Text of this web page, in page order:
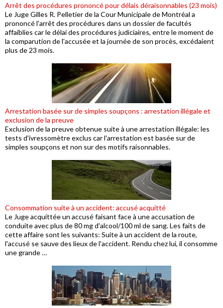
Arrêt des procédures prononcé pour délais déraisonnables (23 mois)
Le Juge Gilles R. Pelletier de la Cour Municipale de Montréal a
prononcé l'arrêt des procédures dans un dossier de facultés
affaiblies car le délai des procédures judiciaires, entre le moment de
la comparution de l'accusée et la journée de son procès, excédaient
plus de 23 mois.
Arrestation basée sur de simples soupçons : arrestation illégale et
exclusion de la preuve
Exclusion de la preuve obtenue suite à une arrestation illégale: les
tests d'ivressomètre exclus car l'arrestation est basée sur de
simples soupçons et non sur des motifs raisonnables.
Consommation suite à un accident: accusé acquitté
Le Juge acquittée un accusé faisant face à une accusation de
conduite avec plus de 80 mg d'alcool/100 ml de sang. Les faits de
cette affaire sont les suivants: Suite à un accident de la route,
l'accusé se sauve des lieux de l'accident. Rendu chez lui, il consomme
une grande …